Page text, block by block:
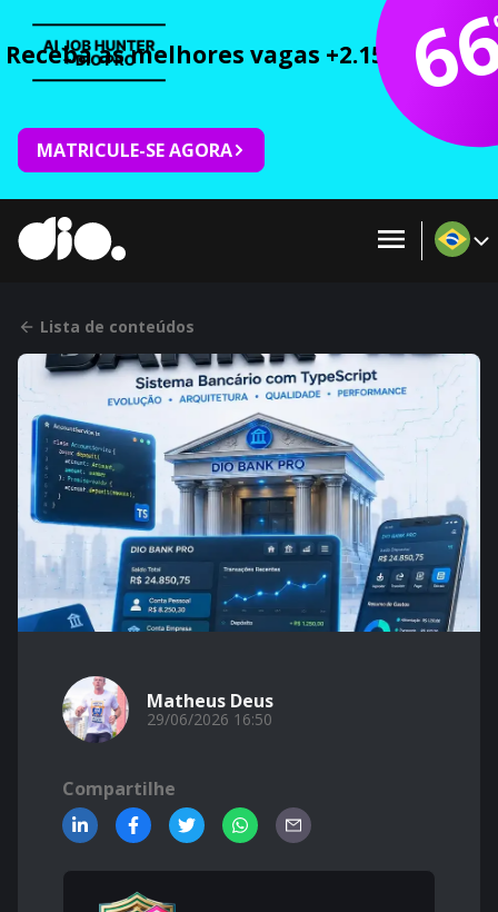
Receba as melhores vagas +2.150 cursos
MATRICULE-SE AGORA
Lista de conteúdos
Matheus Deus
29/06/2026 16:50
Compartilhe